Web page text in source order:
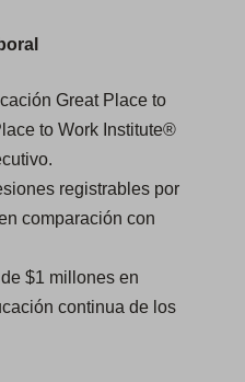
Great Place to
to Work Institute®
registrables por
comparación con
$1 millones en
continua de los